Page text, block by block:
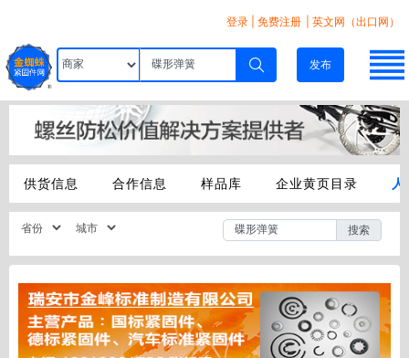
登录 免费注册 | 英文网（出口网）
发布
供货信息 合作信息 样品库 企业黄页目录
搜索